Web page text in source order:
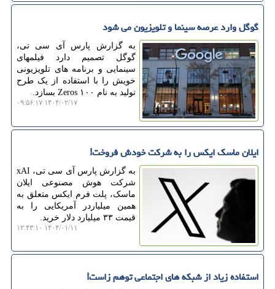
گوگل وارد عرصه سینما و تلویزیون می شود
به گزارش پارس آی سی تی،
گوگل تصمیم دارد فیلمهای
سینمایی و برنامه های تلویزیونی
خویش را با استفاده از یک طرح
تولید به نام ۱۰۰ Zeros بسازد.
۱۴۰۴/۰۲/۱۷ ۰۹:۵۶:۱۷
ایلان ماسک ایکس را به شرکت خودش فروخت!
به گزارش پارس آی سی تی، xAI
شرکت هوش مصنوعی ایلان
ماسک، پلت فرم ایکس متعلق به
همین میلیاردر آمریکایی را به
قیمت ۳۳ میلیارد دلار خرید.
۱۴۰۴/۰۱/۱۱ ۱۲:۴۳:۱۰
استفاده زیاد از شبکه های اجتماعی توهم زاست!